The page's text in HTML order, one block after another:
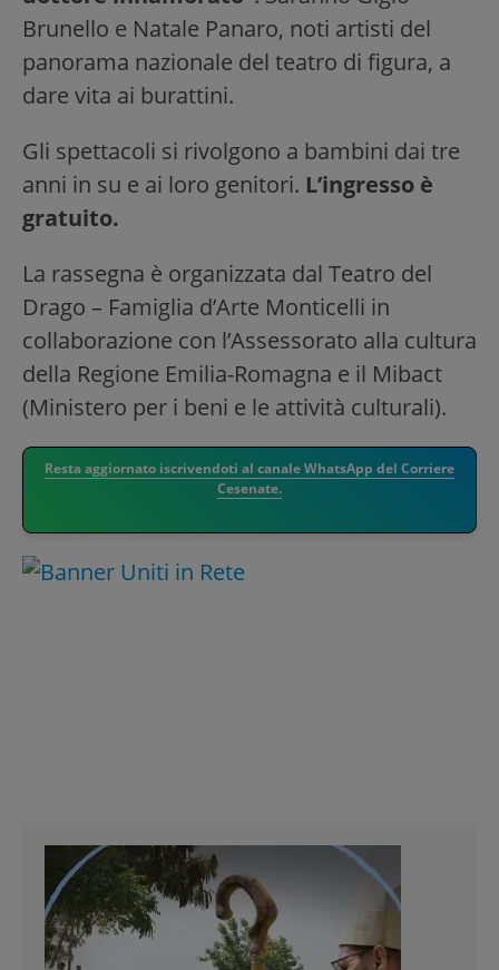
Brunello e Natale Panaro, noti artisti del
panorama nazionale del teatro di figura, a
dare vita ai burattini.
Gli spettacoli si rivolgono a bambini dai tre
anni in su e ai loro genitori. L’ingresso è
gratuito.
La rassegna è organizzata dal Teatro del
Drago – Famiglia d’Arte Monticelli in
collaborazione con l’Assessorato alla cultura
della Regione Emilia-Romagna e il Mibact
(Ministero per i beni e le attività culturali).
Resta aggiornato iscrivendoti al canale WhatsApp del Corriere
Cesenate.